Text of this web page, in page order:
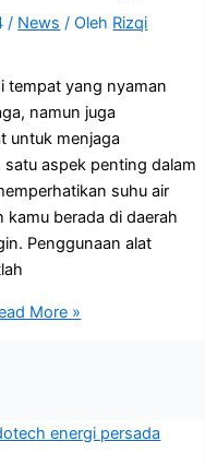
/ News / Oleh Rizqi
tempat yang nyaman
namun juga
untuk menjaga
aspek penting dalam
suhu air
kamu berada di daerah
Penggunaan alat
More »